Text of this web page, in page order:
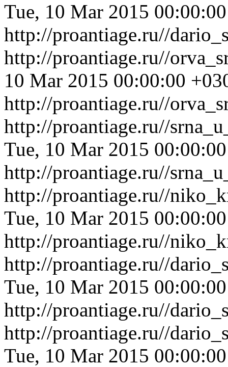
Tue, 10 Mar 2015
http://proantiage.ru//
http://proantiage.ru//
10 Mar 2015 00:00:00
http://proantiage.ru//
http://proantiage.ru//
Tue, 10 Mar 2015
http://proantiage.ru//
http://proantiage.ru//
Tue, 10 Mar 2015
http://proantiage.ru//
http://proantiage.ru//
Tue, 10 Mar 2015
http://proantiage.ru//
http://proantiage.ru//
Tue, 10 Mar 2015